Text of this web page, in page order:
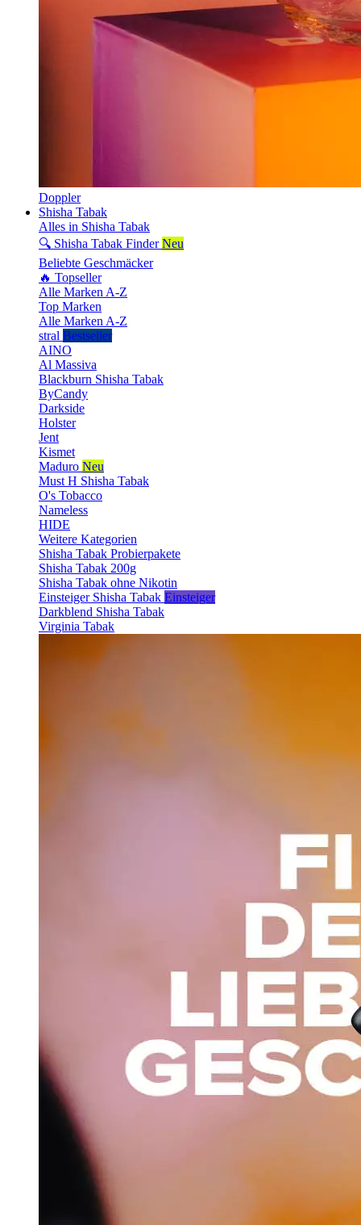
Doppler
Shisha Tabak
Alles in Shisha Tabak
🔍 Shisha Tabak Finder Neu
Beliebte Geschmäcker
🔥 Topseller
Alle Marken A-Z
Top Marken
Alle Marken A-Z
stral Bestseller
AINO
Al Massiva
Blackburn Shisha Tabak
ByCandy
Darkside
Holster
Jent
Kismet
Maduro Neu
Must H Shisha Tabak
O's Tobacco
Nameless
HIDE
Weitere Kategorien
Shisha Tabak Probierpakete
Shisha Tabak 200g
Shisha Tabak ohne Nikotin
Einsteiger Shisha Tabak Einsteiger
Darkblend Shisha Tabak
Virginia Tabak